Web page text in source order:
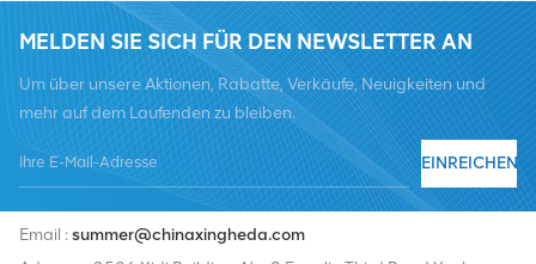
MELDEN SIE SICH FÜR DEN NEWSLETTER AN
Um über unsere Aktionen, Rabatte, Verkäufe, Neuigkeiten und
mehr auf dem Laufenden zu bleiben.
EINREICHEN
Email :summer@chinaxingheda.com